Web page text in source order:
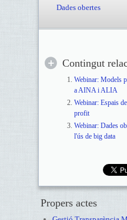
Dades obertes
Contingut
Webinar: Models
a AINA i ALIA
Webinar: Espais
profit
Webinar: Dades
l'ús de big data
Propers actes